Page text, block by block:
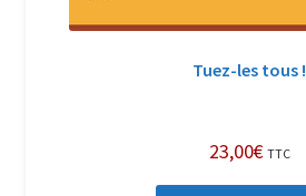
Tuez-les tous !
23,00€ TTC